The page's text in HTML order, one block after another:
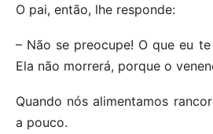
O pai, então, lhe responde:
– Não se preocupe! O que eu
Ela não morrerá, porque o
Quando nós alimentamos
a pouco.